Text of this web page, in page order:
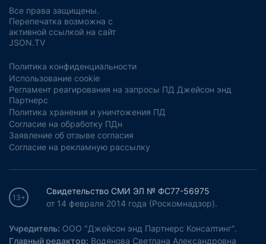
Все права защищены.
Перепечатка возможна с
активной ссылкой на сайт
JSON.TV
Политика конфиденциальности
Использование cookie
Регламент реагирования на запросы ПД Джейсон энд
Партнерс
Политика хранения и уничтожения ПД
Согласие на обработку ПДн
Заявление об отзыве согласия
Согласие на рекламную рассылку
13+
Свидетельство СМИ ЭЛ № ФС77-56975
от 14 февраля 2014 года (Роскомнадзор).
Учредитель: ООО "Джейсон энд Партнерс Консалтинг".
Главный редактор: Водянова Светлана Александровна